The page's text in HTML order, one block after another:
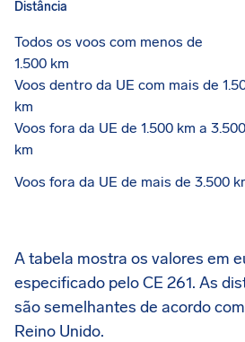
Distância
Todos os voos com menos de
1.500 km
Voos dentro da UE com mais de
km
Voos fora da UE de 1.500 km a 3.500
km
Voos fora da UE de mais de 3.500
A tabela mostra os valores em
especificado pelo CE 261. As
são semelhantes de acordo
Reino Unido.